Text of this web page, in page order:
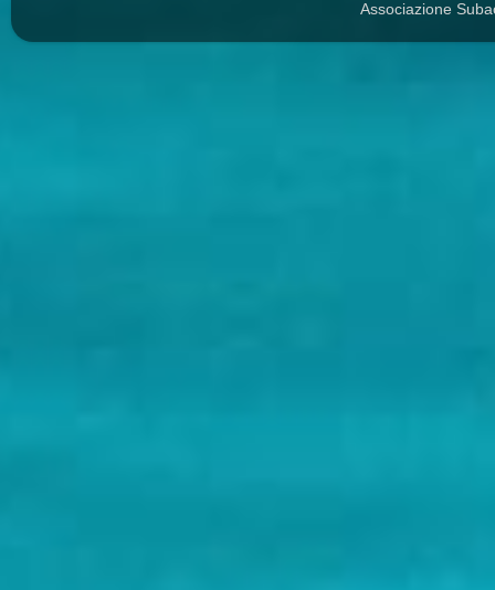
Associazione